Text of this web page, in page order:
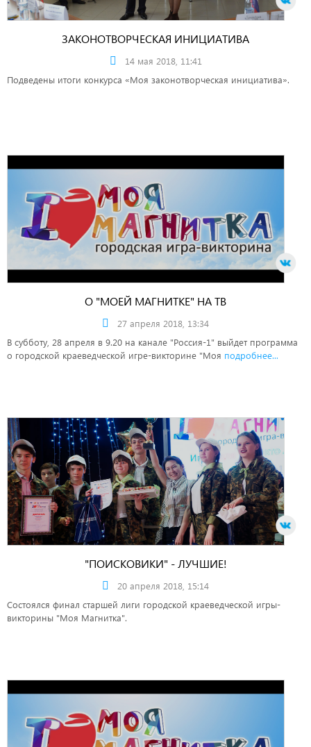
ЗАКОНОТВОРЧЕСКАЯ ИНИЦИАТИВА
14 мая 2018, 11:41
Подведены итоги конкурса «Моя законотворческая инициатива».
О "МОЕЙ МАГНИТКЕ" НА ТВ
27 апреля 2018, 13:34
В субботу, 28 апреля в 9.20 на канале "Россия-1" выйдет программа
о городской краеведческой игре-викторине "Моя подробнее...
"ПОИСКОВИКИ" - ЛУЧШИЕ!
20 апреля 2018, 15:14
Состоялся финал старшей лиги городской краеведческой игры-
викторины "Моя Магнитка".